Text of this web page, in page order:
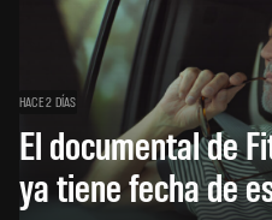
HACE 2 DÍAS
El documental de
ya tiene fecha de